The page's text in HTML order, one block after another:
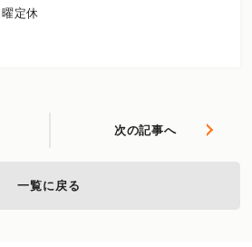
定休
次の記事へ
一覧に戻る